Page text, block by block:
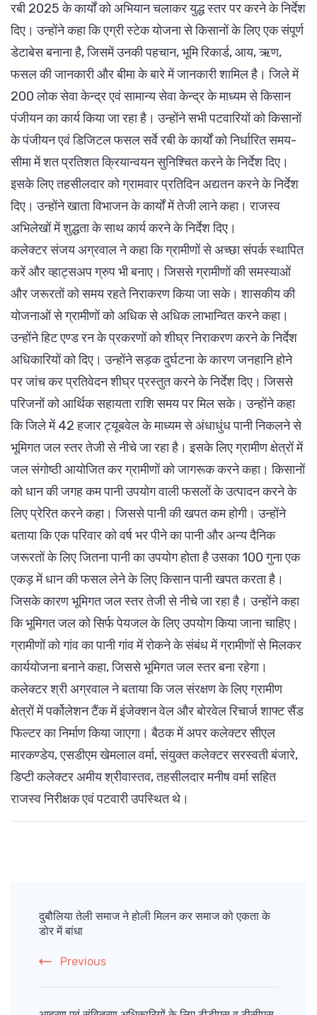
रबी 2025 के कार्यों को अभियान चलाकर युद्ध स्तर पर करने के निर्देश
दिए। उन्होंने कहा कि एग्री स्टेक योजना से किसानों के लिए एक संपूर्ण
डेटाबेस बनाना है, जिसमें उनकी पहचान, भूमि रिकार्ड, आय, ऋण,
फसल की जानकारी और बीमा के बारे में जानकारी शामिल है। जिले में
200 लोक सेवा केन्द्र एवं सामान्य सेवा केन्द्र के माध्यम से किसान
पंजीयन का कार्य किया जा रहा है। उन्होंने सभी पटवारियों को किसानों
के पंजीयन एवं डिजिटल फसल सर्वे रबी के कार्यों को निर्धारित समय-
सीमा में शत प्रतिशत क्रियान्वयन सुनिश्चित करने के निर्देश दिए।
इसके लिए तहसीलदार को ग्रामवार प्रतिदिन अद्यतन करने के निर्देश
दिए। उन्होंने खाता विभाजन के कार्यों में तेजी लाने कहा। राजस्व
अभिलेखों में शुद्धता के साथ कार्य करने के निर्देश दिए।
कलेक्टर संजय अग्रवाल ने कहा कि ग्रामीणों से अच्छा संपर्क स्थापित
करें और व्हाट्सअप ग्रुप भी बनाए। जिससे ग्रामीणों की समस्याओं
और जरूरतों को समय रहते निराकरण किया जा सके। शासकीय की
योजनाओं से ग्रामीणों को अधिक से अधिक लाभान्वित करने कहा।
उन्होंने हिट एण्ड रन के प्रकरणों को शीघ्र निराकरण करने के निर्देश
अधिकारियों को दिए। उन्होंने सड़क दुर्घटना के कारण जनहानि होने
पर जांच कर प्रतिवेदन शीघ्र प्रस्तुत करने के निर्देश दिए। जिससे
परिजनों को आर्थिक सहायता राशि समय पर मिल सके। उन्होंने कहा
कि जिले में 42 हजार ट्यूबवेल के माध्यम से अंधाधुंध पानी निकलने से
भूमिगत जल स्तर तेजी से नीचे जा रहा है। इसके लिए ग्रामीण क्षेत्रों में
जल संगोष्ठी आयोजित कर ग्रामीणों को जागरूक करने कहा। किसानों
को धान की जगह कम पानी उपयोग वाली फसलों के उत्पादन करने के
लिए प्रेरित करने कहा। जिससे पानी की खपत कम होगी। उन्होंने
बताया कि एक परिवार को वर्ष भर पीने का पानी और अन्य दैनिक
जरूरतों के लिए जितना पानी का उपयोग होता है उसका 100 गुना एक
एकड़ में धान की फसल लेने के लिए किसान पानी खपत करता है।
जिसके कारण भूमिगत जल स्तर तेजी से नीचे जा रहा है। उन्होंने कहा
कि भूमिगत जल को सिर्फ पेयजल के लिए उपयोग किया जाना चाहिए।
ग्रामीणों को गांव का पानी गांव में रोकने के संबंध में ग्रामीणों से मिलकर
कार्ययोजना बनाने कहा, जिससे भूमिगत जल स्तर बना रहेगा।
कलेक्टर श्री अग्रवाल ने बताया कि जल संरक्षण के लिए ग्रामीण
क्षेत्रों में पर्कोलेशन टैंक में इंजेक्शन वेल और बोरवेल रिचार्ज शाफ्ट सैंड
फिल्टर का निर्माण किया जाएगा। बैठक में अपर कलेक्टर सीएल
मारकण्डेय, एसडीएम खेमलाल वर्मा, संयुक्त कलेक्टर सरस्वती बंजारे,
डिप्टी कलेक्टर अमीय श्रीवास्तव, तहसीलदार मनीष वर्मा सहित
राजस्व निरीक्षक एवं पटवारी उपस्थित थे।
Navigation
दुबौलिया तेली समाज ने होली मिलन कर समाज को एकता के
डोर में बांधा
Previous